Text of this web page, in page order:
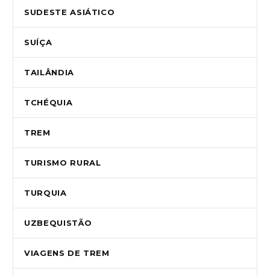
SUDESTE ASIÁTICO
SUÍÇA
TAILÂNDIA
TCHÉQUIA
TREM
TURISMO RURAL
TURQUIA
UZBEQUISTÃO
VIAGENS DE TREM